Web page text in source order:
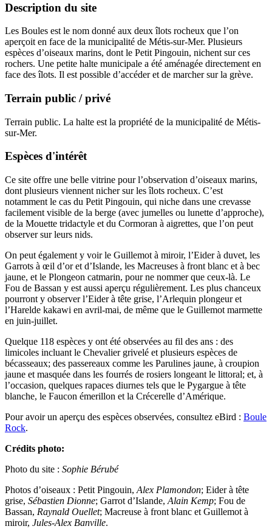
Description du site
Les Boules est le nom donné aux deux îlots rocheux que l’on
aperçoit en face de la municipalité de Métis-sur-Mer. Plusieurs
espèces d’oiseaux marins, dont le Petit Pingouin, nichent sur ces
rochers. Une petite halte municipale a été aménagée directement en
face des îlots. Il est possible d’accéder et de marcher sur la grève.
Terrain public / privé
Terrain public. La halte est la propriété de la municipalité de Métis-
sur-Mer.
Espèces d'intérêt
Ce site offre une belle vitrine pour l’observation d’oiseaux marins,
dont plusieurs viennent nicher sur les îlots rocheux. C’est
notamment le cas du Petit Pingouin, qui niche dans une crevasse
facilement visible de la berge (avec jumelles ou lunette d’approche),
de la Mouette tridactyle et du Cormoran à aigrettes, que l’on peut
observer sur leurs nids.
On peut également y voir le Guillemot à miroir, l’Eider à duvet, les
Garrots à œil d’or et d’Islande, les Macreuses à front blanc et à bec
jaune, et le Plongeon catmarin, pour ne nommer que ceux-là. Le
Fou de Bassan y est aussi aperçu régulièrement. Les plus chanceux
pourront y observer l’Eider à tête grise, l’Arlequin plongeur et
l’Harelde kakawi en avril-mai, de même que le Guillemot marmette
en juin-juillet.
Quelque 118 espèces y ont été observées au fil des ans : des
limicoles incluant le Chevalier grivelé et plusieurs espèces de
bécasseaux; des passereaux comme les Parulines jaune, à croupion
jaune et masquée dans les fourrés de rosiers longeant le littoral; et, à
l’occasion, quelques rapaces diurnes tels que le Pygargue à tête
blanche, le Faucon émerillon et la Crécerelle d’Amérique.
Pour avoir un aperçu des espèces observées, consultez eBird : Boule
Rock.
Crédits photo:
Photo du site : Sophie Bérubé
Photos d’oiseaux : Petit Pingouin, Alex Plamondon; Eider à tête
grise, Sébastien Dionne; Garrot d’Islande, Alain Kemp; Fou de
Bassan, Raynald Ouellet; Macreuse à front blanc et Guillemot à
miroir, Jules-Alex Banville.